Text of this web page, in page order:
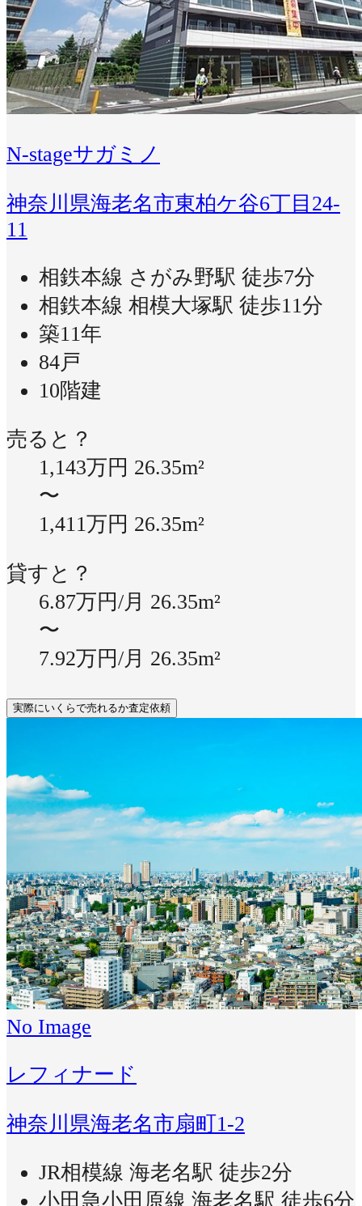
N-stageサガミノ
神奈川県海老名市東柏ケ谷6丁目24-
11
相鉄本線 さがみ野駅 徒歩7分
相鉄本線 相模大塚駅 徒歩11分
築11年
84戸
10階建
売ると？
1,143万円 26.35m²
〜
1,411万円 26.35m²
貸すと？
6.87万円/月 26.35m²
〜
7.92万円/月 26.35m²
実際にいくらで売れるか査定依頼
No Image
レフィナード
神奈川県海老名市扇町1-2
JR相模線 海老名駅 徒歩2分
小田急小田原線 海老名駅 徒歩6分